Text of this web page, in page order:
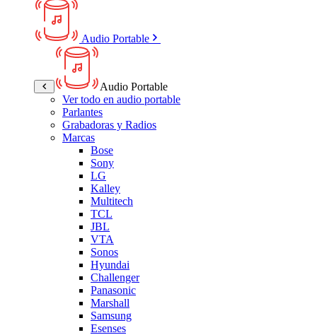
Audio Portable
Audio Portable
Ver todo en audio portable
Parlantes
Grabadoras y Radios
Marcas
Bose
Sony
LG
Kalley
Multitech
TCL
JBL
VTA
Sonos
Hyundai
Challenger
Panasonic
Marshall
Samsung
Esenses